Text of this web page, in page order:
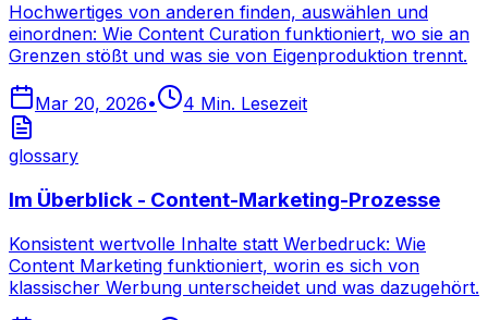
Hochwertiges von anderen finden, auswählen und
einordnen: Wie Content Curation funktioniert, wo sie an
Grenzen stößt und was sie von Eigenproduktion trennt.
Mar 20, 2026• 4 Min. Lesezeit
glossary
Im Überblick - Content-Marketing-Prozesse
Konsistent wertvolle Inhalte statt Werbedruck: Wie
Content Marketing funktioniert, worin es sich von
klassischer Werbung unterscheidet und was dazugehört.